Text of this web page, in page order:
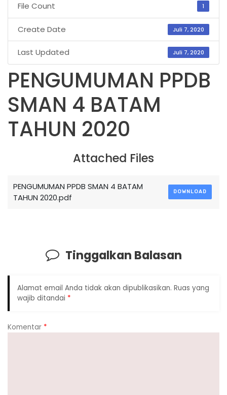
File Count 1
Create Date Juli 7, 2020
Last Updated Juli 7, 2020
PENGUMUMAN PPDB
SMAN 4 BATAM
TAHUN 2020
Attached Files
PENGUMUMAN PPDB SMAN 4 BATAM
TAHUN 2020.pdf
DOWNLOAD
Tinggalkan Balasan
Alamat email Anda tidak akan dipublikasikan. Ruas yang
wajib ditandai *
Komentar *